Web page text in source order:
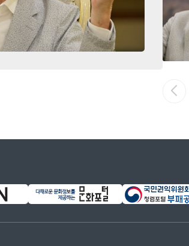
전(오영진 작, 허규 연출)
탑(김수용 감독)
먹고 물러나라(윤대성 작, 김영렬 연출)
서(로널드 할우드 작, 문고헌 연출)
리카의 이브(잭 가브리엘 작, 양성진 연출)